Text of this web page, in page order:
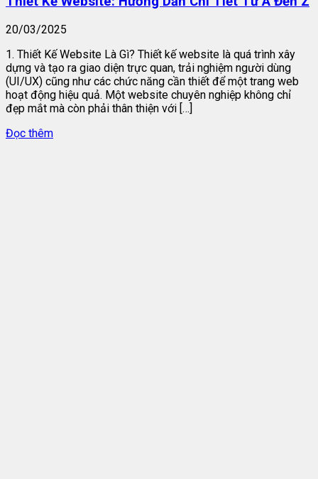
20/03/2025
1. Thiết Kế Website Là Gì? Thiết kế website là quá trình xây
dựng và tạo ra giao diện trực quan, trải nghiệm người dùng
(UI/UX) cũng như các chức năng cần thiết để một trang web
hoạt động hiệu quả. Một website chuyên nghiệp không chỉ
đẹp mắt mà còn phải thân thiện với […]
Đọc thêm